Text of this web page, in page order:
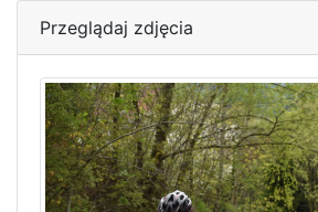
Przeglądaj zdjęcia